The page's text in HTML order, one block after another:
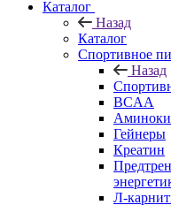
Каталог
Назад
Каталог
Спортивное
Назад
BCAA
Гейнеры
Креатин
Л-